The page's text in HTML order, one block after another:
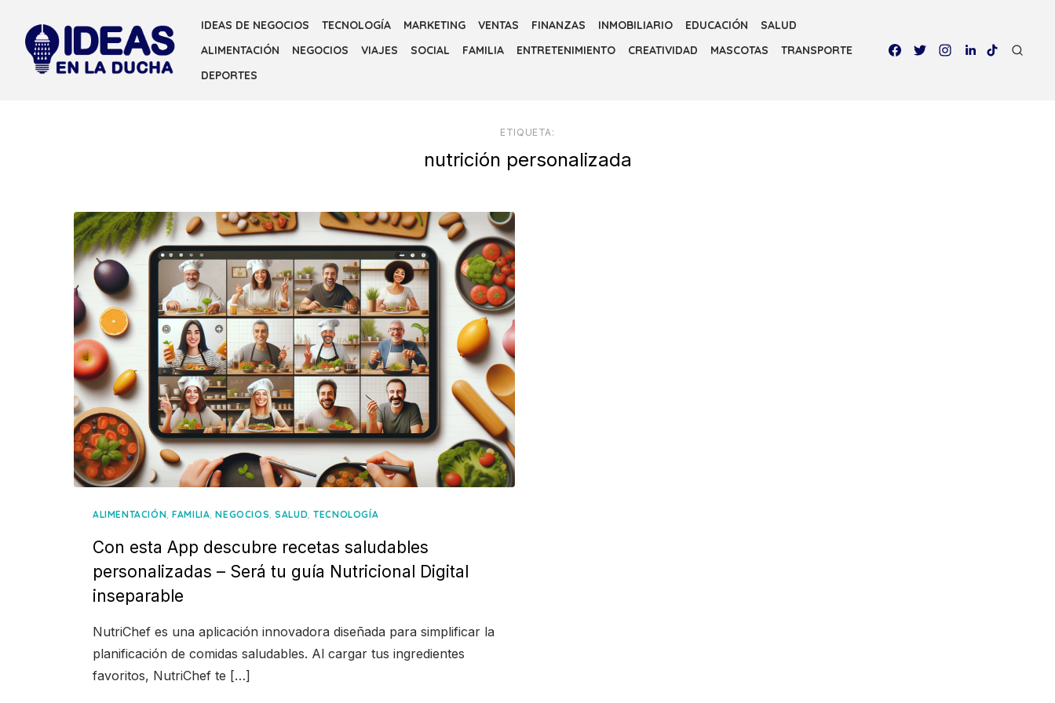
content
IDEAS DE NEGOCIOS TECNOLOGÍA MARKETING VENTAS FINANZAS INMOBILIARIO EDUCACIÓN
SALUD
ALIMENTACIÓN
NEGOCIOS VIAJES SOCIAL FAMILIA ENTRETENIMIENTO CREATIVIDAD MASCOTAS
TRANSPORTE
DEPORTES
ETIQUETA:
nutrición personalizada
ALIMENTACIÓN,FAMILIA,NEGOCIOS,SALUD,TECNOLOGÍA
Con esta App descubre recetas saludables
personalizadas – Será tu guía Nutricional Digital
inseparable
NutriChef es una aplicación innovadora diseñada para simplificar la
planificación de comidas saludables. Al cargar tus ingredientes
favoritos, NutriChef te […]